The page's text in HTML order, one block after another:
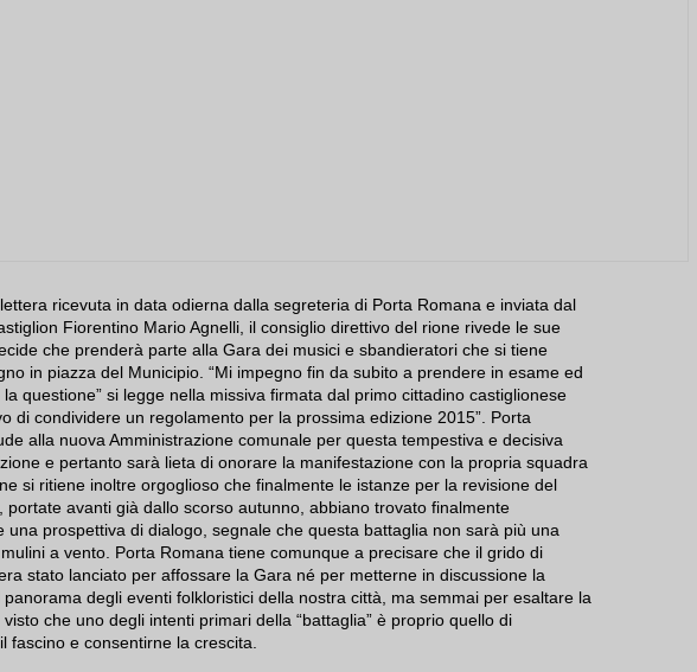
ricevuta in data odierna dalla segreteria di Porta Romana e inviata dal
Fiorentino Mario Agnelli, il consiglio direttivo del rione rivede le sue
che prenderà parte alla Gara dei musici e sbandieratori che si tiene
in piazza del Municipio. “Mi impegno fin da subito a prendere in esame ed
questione” si legge nella missiva firmata dal primo cittadino castiglionese
di condividere un regolamento per la prossima edizione 2015”. Porta
alla nuova Amministrazione comunale per questa tempestiva e decisiva
e pertanto sarà lieta di onorare la manifestazione con la propria squadra
si ritiene inoltre orgoglioso che finalmente le istanze per la revisione del
portate avanti già dallo scorso autunno, abbiano trovato finalmente
una prospettiva di dialogo, segnale che questa battaglia non sarà più una
a vento. Porta Romana tiene comunque a precisare che il grido di
stato lanciato per affossare la Gara né per metterne in discussione la
degli eventi folkloristici della nostra città, ma semmai per esaltare la
che uno degli intenti primari della “battaglia” è proprio quello di
fascino e consentirne la crescita.